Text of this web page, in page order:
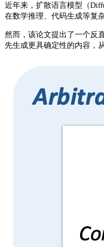
近年来，扩散语言模型（
在数学推理、代码生成等复
然而，该论文提出了一个反
先生成更具确定性的内容，